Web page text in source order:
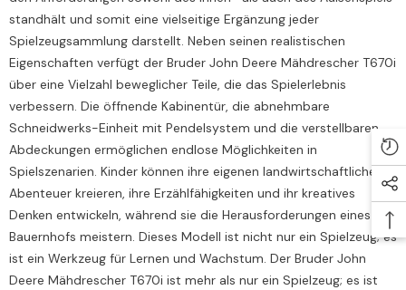
standhält und somit eine vielseitige Ergänzung jeder
Spielzeugsammlung darstellt. Neben seinen realistischen
Eigenschaften verfügt der Bruder John Deere Mähdrescher T670i
über eine Vielzahl beweglicher Teile, die das Spielerlebnis
verbessern. Die öffnende Kabinentür, die abnehmbare
Schneidwerks-Einheit mit Pendelsystem und die verstellbaren
Abdeckungen ermöglichen endlose Möglichkeiten in
Spielszenarien. Kinder können ihre eigenen landwirtschaftlichen
Abenteuer kreieren, ihre Erzählfähigkeiten und ihr kreatives
Denken entwickeln, während sie die Herausforderungen eines
Bauernhofs meistern. Dieses Modell ist nicht nur ein Spielzeug; es
ist ein Werkzeug für Lernen und Wachstum. Der Bruder John
Deere Mähdrescher T670i ist mehr als nur ein Spielzeug; es ist